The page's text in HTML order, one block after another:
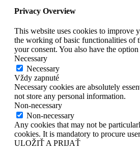
Privacy Overview
This website uses cookies to improve
the working of basic functionalities of
your consent. You also have the
Necessary
Necessary
Vždy zapnuté
Necessary cookies are absolutely
not store any personal information.
Non-necessary
Non-necessary
Any cookies that may not be
cookies. It is mandatory to procure
ULOŽIŤ A PRIJAŤ